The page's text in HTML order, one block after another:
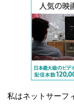
私はネットサーフ